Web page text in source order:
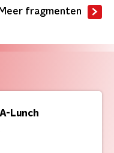
Meer fragmenten
Lunch